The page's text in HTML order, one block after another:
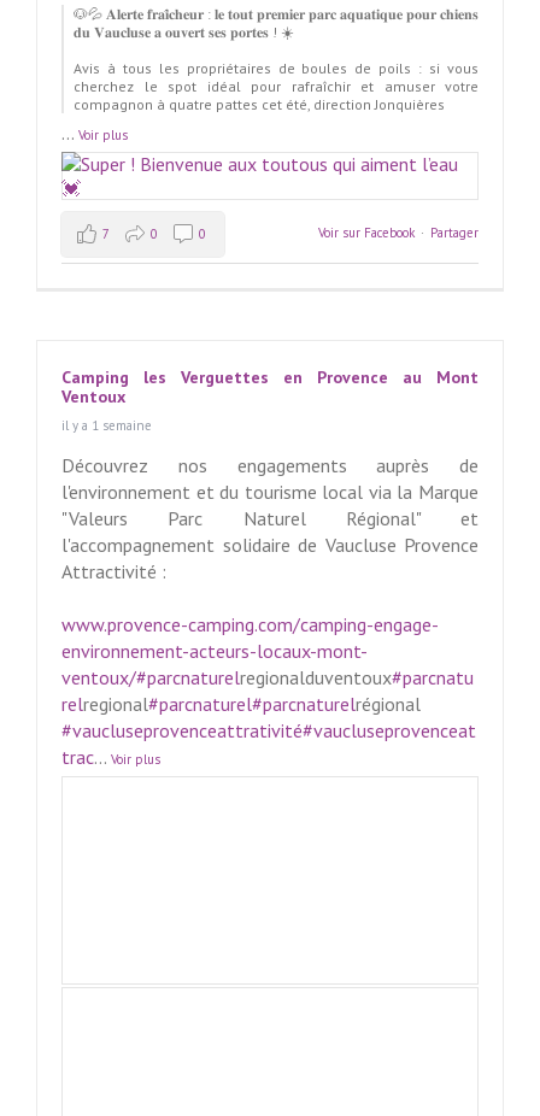
🐶💦 𝐀𝐥𝐞𝐫𝐭𝐞 𝐟𝐫𝐚𝐢̂𝐜𝐡𝐞𝐮𝐫 : 𝐥𝐞 𝐭𝐨𝐮𝐭 𝐩𝐫𝐞𝐦𝐢𝐞𝐫 𝐩𝐚𝐫𝐜 𝐚𝐪𝐮𝐚𝐭𝐢𝐪𝐮𝐞 𝐩𝐨𝐮𝐫 𝐜𝐡𝐢𝐞𝐧𝐬
𝐝𝐮 𝐕𝐚𝐮𝐜𝐥𝐮𝐬𝐞 𝐚 𝐨𝐮𝐯𝐞𝐫𝐭 𝐬𝐞𝐬 𝐩𝐨𝐫𝐭𝐞𝐬 ! ☀️
Avis à tous les propriétaires de boules de poils : si vous
cherchez le spot idéal pour rafraîchir et amuser votre
compagnon à quatre pattes cet été, direction Jonquières
... Voir plus
Voir sur Facebook · Partager
7 0 0
Camping les Verguettes en Provence au Mont
Ventoux
il y a 1 semaine
Découvrez nos engagements auprès de
l'environnement et du tourisme local via la Marque
"Valeurs Parc Naturel Régional" et
l'accompagnement solidaire de Vaucluse Provence
Attractivité :
www.provence-camping.com/camping-engage-
environnement-acteurs-locaux-mont-
ventoux/#parcnaturelregionalduventoux#parcnatu
relregional#parcnaturel#parcnaturelrégional
#vaucluseprovenceattrativité#vaucluseprovenceat
trac... Voir plus